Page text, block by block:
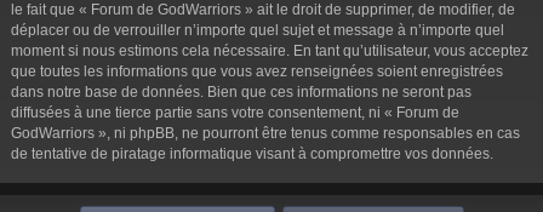
le fait que « Forum de GodWarriors » ait le droit de supprimer, de modifier, de
déplacer ou de verrouiller n’importe quel sujet et message à n’importe quel
moment si nous estimons cela nécessaire. En tant qu’utilisateur, vous acceptez
que toutes les informations que vous avez renseignées soient enregistrées
dans notre base de données. Bien que ces informations ne seront pas
diffusées à une tierce partie sans votre consentement, ni « Forum de
GodWarriors », ni phpBB, ne pourront être tenus comme responsables en cas
de tentative de piratage informatique visant à compromettre vos données.